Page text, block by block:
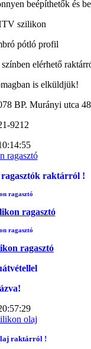
beépíthetők és
szilikon
elérhető
is elküldjük!
BP. Murányi utca
9212
ragasztó
raktárról !
ragasztó
ragasztó
olaj
raktárról !